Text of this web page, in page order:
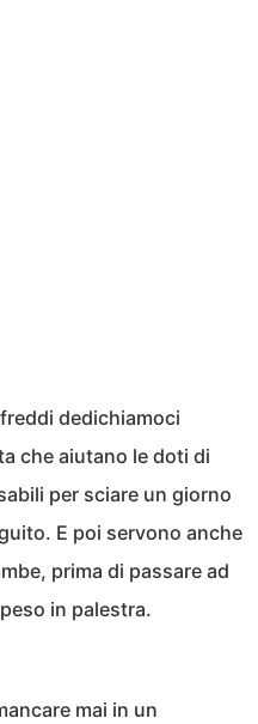
dedichiamoci
che aiutano le doti di
per sciare un giorno
E poi servono anche
prima di passare ad
in palestra.
mai in un